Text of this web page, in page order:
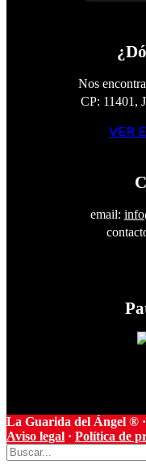
Nos
CP: 11401,
VER
email:
La Guarida del Ángel ®
Aviso legal · Política de